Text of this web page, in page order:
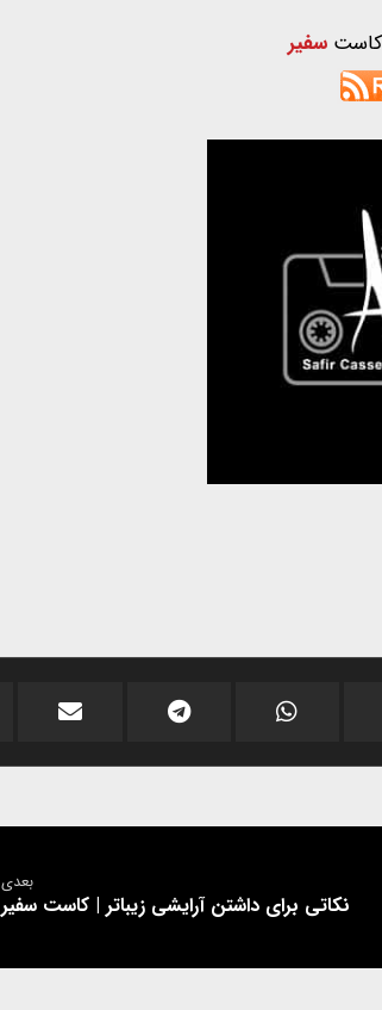
سفیر
بعدی
نکاتی برای داشتن آرایشی زیباتر | کاست سفیر